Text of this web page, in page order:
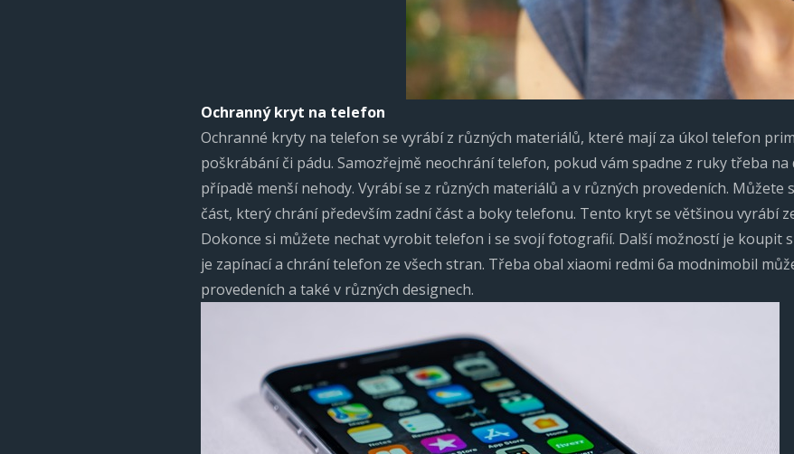
Ochranný kryt na telefon
Ochranné kryty na telefon se vyrábí z různých materiálů, které mají za úkol telefon
poškrábání či pádu. Samozřejmě neochrání telefon, pokud vám spadne z ruky třeba
případě menší nehody. Vyrábí se z různých materiálů a v různých provedeních.
část, který chrání především zadní část a boky telefonu. Tento kryt se většinou vyrábí
Dokonce si můžete nechat vyrobit telefon i se svojí fotografií. Další možností je koupit
je zapínací a chrání telefon ze všech stran. Třeba obal xiaomi redmi 6a modnimobil
provedeních a také v různých designech.